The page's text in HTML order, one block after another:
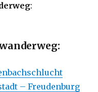
:
– Freudenburg